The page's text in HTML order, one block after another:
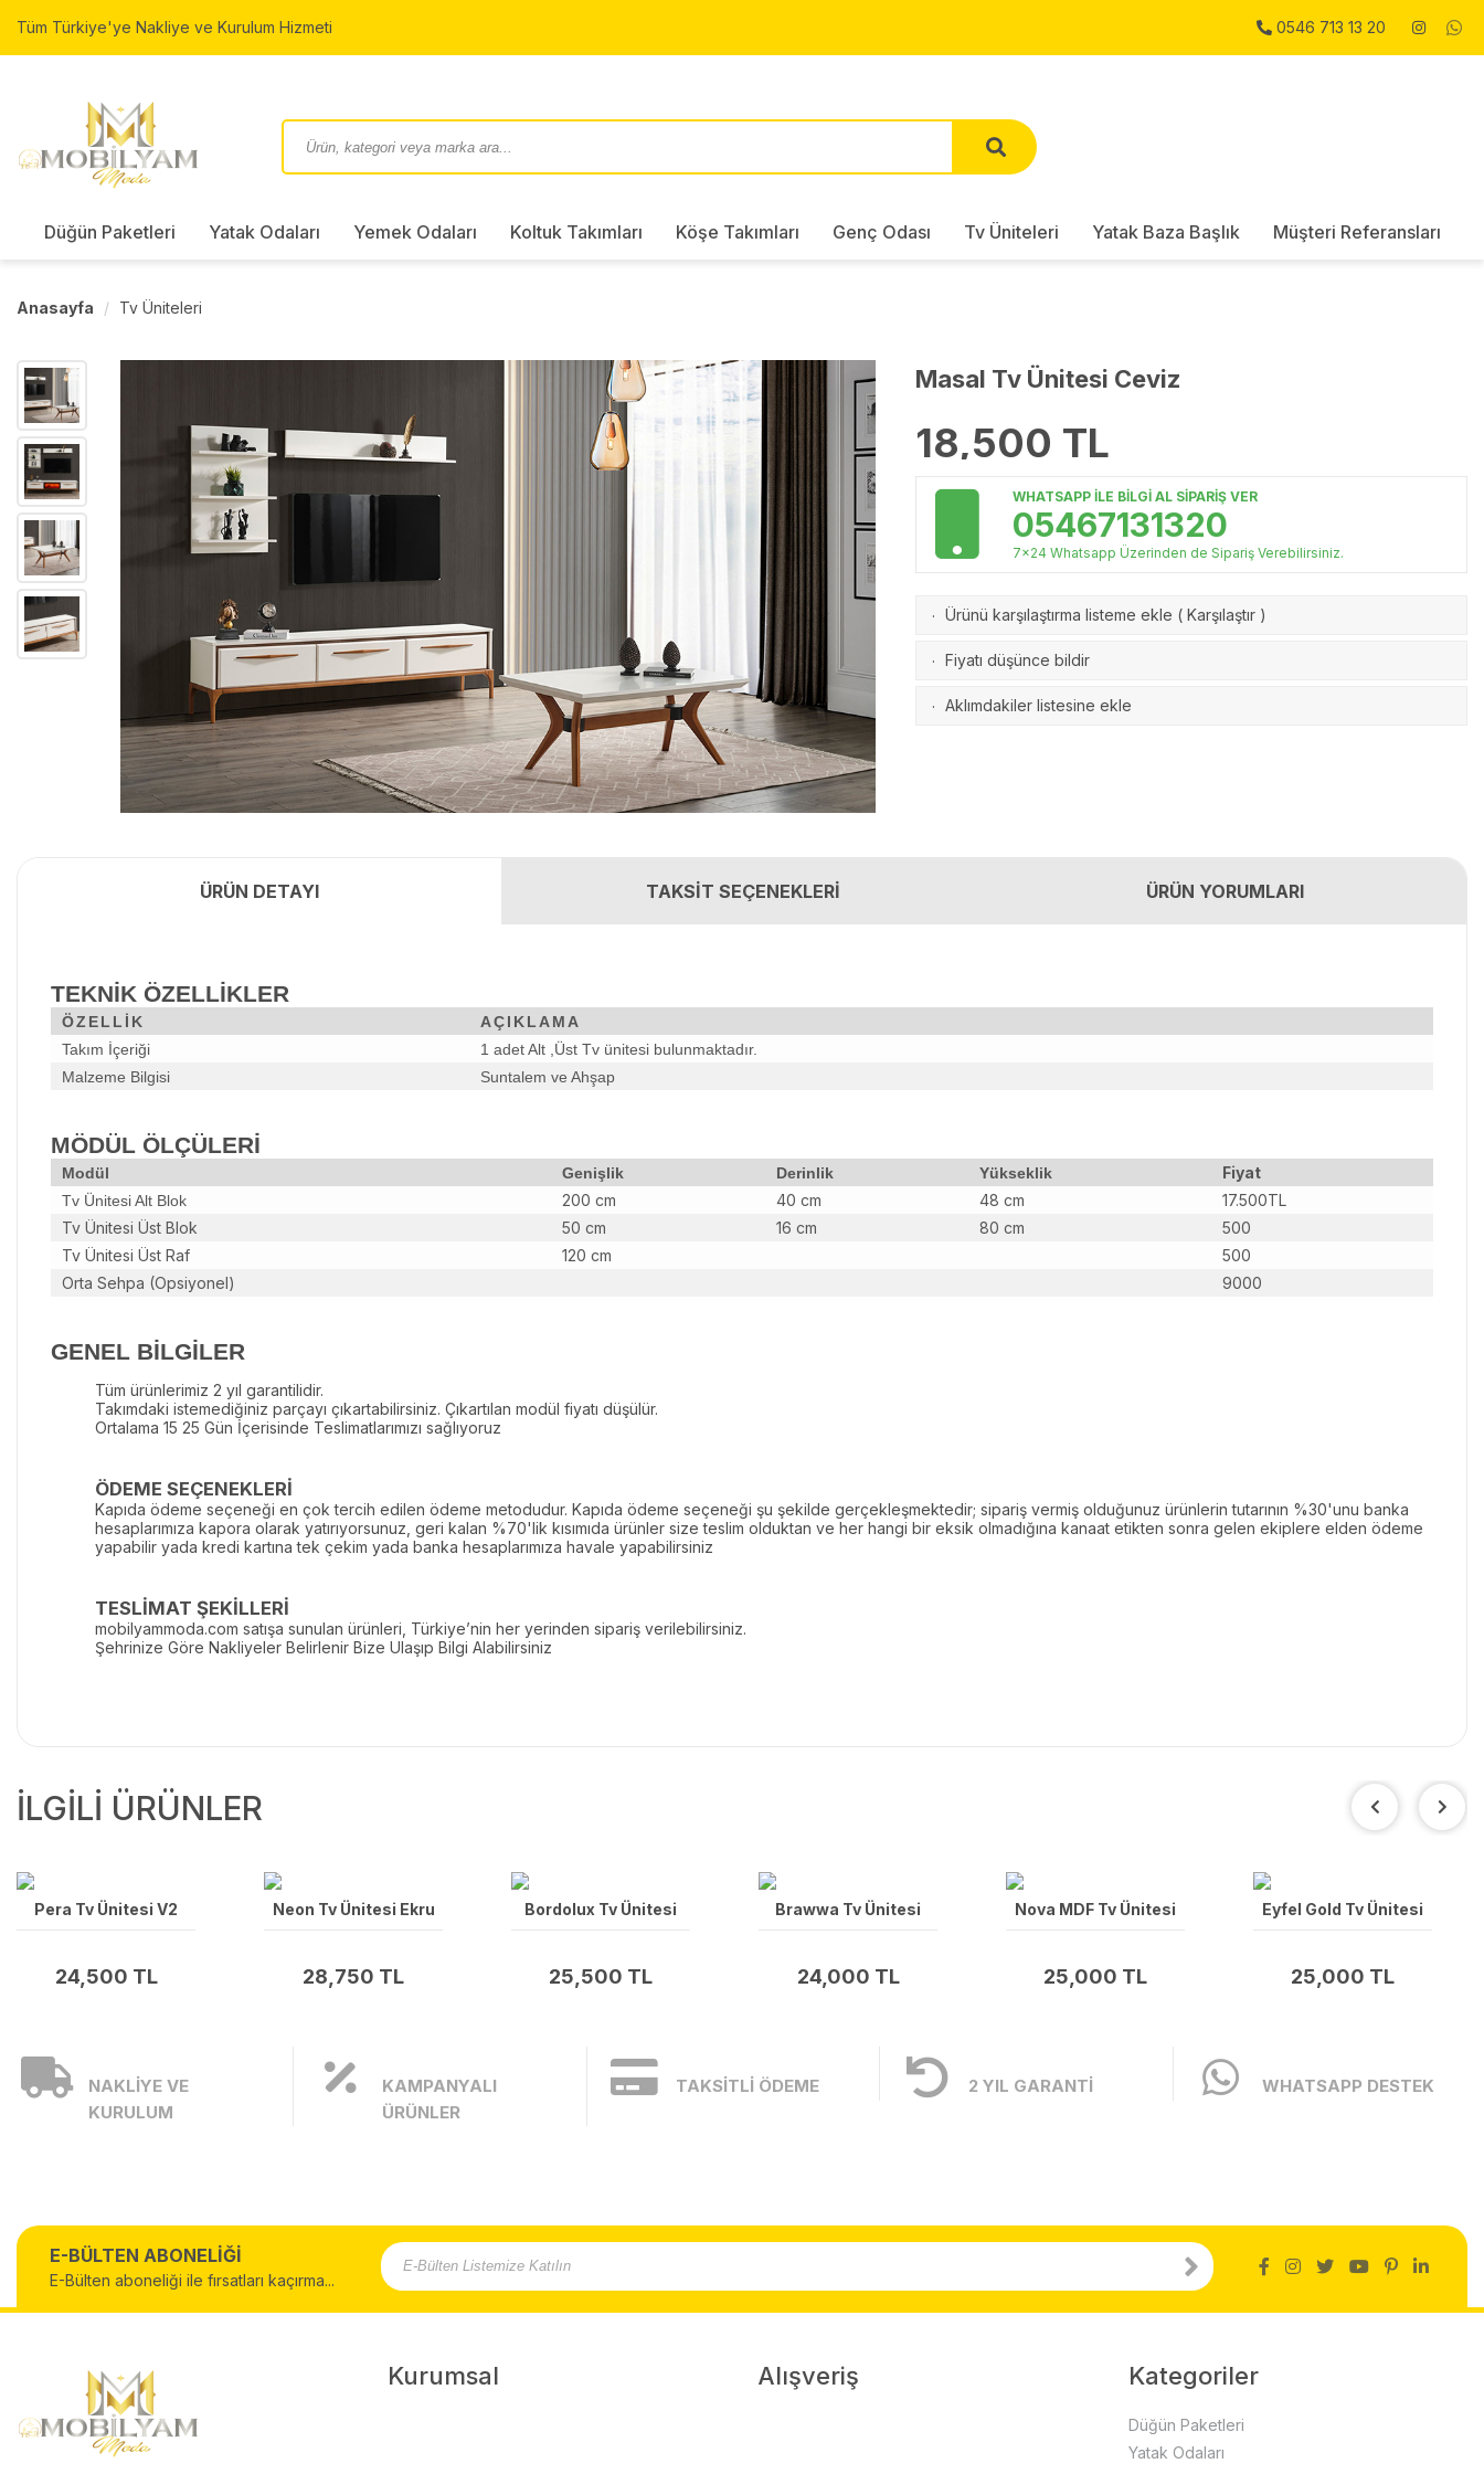
Tüm Türkiye'ye Nakliye ve Kurulum Hizmeti 0546 713 13 20
Düğün Paketleri Yatak Odaları Yemek Odaları Koltuk Takımları Köşe Takımları Genç Odası Tv Üniteleri Yatak Baza Başlık Müşteri Referansları
Anasayfa Tv Üniteleri
Masal Tv Ünitesi Ceviz
18,500 TL
WHATSAPP İLE BİLGİ AL SİPARİŞ VER
05467131320
7x24 Whatsapp Üzerinden de Sipariş Verebilirsiniz.
· Ürünü karşılaştırma listeme ekle ( Karşılaştır )
· Fiyatı düşünce bildir
· Aklımdakiler listesine ekle
ÜRÜN DETAYI TAKSİT SEÇENEKLERİ ÜRÜN YORUMLARI
TEKNİK ÖZELLİKLER
ÖZELLİK
AÇIKLAMA
Takım İçeriği
1 adet Alt ,Üst Tv ünitesi bulunmaktadır.
Malzeme Bilgisi
Suntalem ve Ahşap
MÖDÜL ÖLÇÜLERİ
Modül Genişlik Derinlik Yükseklik Fiyat
Tv Ünitesi Alt Blok 200 cm 40 cm 48 cm
17.500TL
Tv Ünitesi Üst Blok
50 cm 16 cm 80 cm
500
Tv Ünitesi Üst Raf
120 cm
500
Orta Sehpa (Opsiyonel)
9000
GENEL BİLGİLER
Tüm ürünlerimiz 2 yıl garantilidir.
Takımdaki istemediğiniz parçayı çıkartabilirsiniz. Çıkartılan modül fiyatı düşülür.
Ortalama 15 25 Gün İçerisinde Teslimatlarımızı sağlıyoruz
ÖDEME SEÇENEKLERİ
Kapıda ödeme seçeneği en çok tercih edilen ödeme metodudur. Kapıda ödeme seçeneği şu şekilde gerçekleşmektedir; sipariş vermiş olduğunuz ürünlerin tutarının %30'unu banka
hesaplarımıza kapora olarak yatırıyorsunuz, geri kalan %70'lik kısımıda ürünler size teslim olduktan ve her hangi bir eksik olmadığına kanaat etikten sonra gelen ekiplere elden ödeme
yapabilir yada kredi kartına tek çekim yada banka hesaplarımıza havale yapabilirsiniz
TESLİMAT ŞEKİLLERİ
mobilyammoda.com satışa sunulan ürünleri, Türkiye’nin her yerinden sipariş verilebilirsiniz.
Şehrinize Göre Nakliyeler Belirlenir Bize Ulaşıp Bilgi Alabilirsiniz
İLGİLİ ÜRÜNLER
Pera Tv Ünitesi V2
24,500 TL
Neon Tv Ünitesi Ekru
28,750 TL
Bordolux Tv Ünitesi
25,500 TL
Brawwa Tv Ünitesi
24,000 TL
Nova MDF Tv Ünitesi
25,000 TL
Eyfel Gold Tv Ünitesi
25,000 TL
NAKLİYE VE
KURULUM
KAMPANYALI
ÜRÜNLER
TAKSİTLİ ÖDEME 2 YIL GARANTİ WHATSAPP DESTEK
E-BÜLTEN ABONELİĞİ
E-Bülten aboneliği ile fırsatları kaçırma...
Kurumsal Alışveriş Kategoriler
Düğün Paketleri
Yatak Odaları